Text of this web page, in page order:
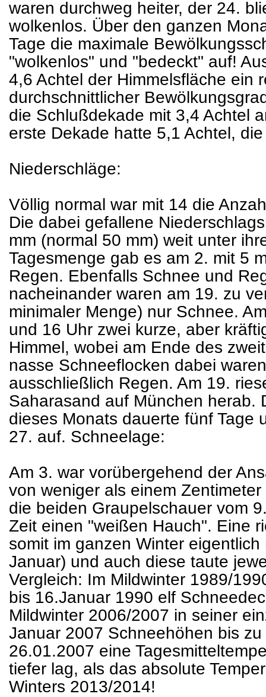
waren durchweg heiter, der 24.
wolkenlos. Über den ganzen
Tage die maximale
"wolkenlos" und "bedeckt" auf!
4,6 Achtel der Himmelsfläche ein
durchschnittlicher
die Schlußdekade mit 3,4 Achtel
erste Dekade hatte 5,1 Achtel,
Niederschläge:
Völlig normal war mit 14 die
Die dabei gefallene
mm (normal 50 mm) weit unter
Tagesmenge gab es am 2. mit 5
Regen. Ebenfalls Schnee und
nacheinander waren am 19. zu
minimaler Menge) nur Schnee.
und 16 Uhr zwei kurze, aber
Himmel, wobei am Ende des
nasse Schneeflocken dabei
ausschließlich Regen. Am 19.
Saharasand auf München herab.
dieses Monats dauerte fünf Tage
27. auf. Schneelage:
Am 3. war vorübergehend der
von weniger als einem
die beiden Graupelschauer vom
Zeit einen "weißen Hauch". Eine
somit im ganzen Winter
Januar) und auch diese taute
Vergleich: Im Mildwinter 1989/
bis 16.Januar 1990 elf
Mildwinter 2006/2007 in seiner
Januar 2007 Schneehöhen bis
26.01.2007 eine
tiefer lag, als das absolute
Winters 2013/2014!